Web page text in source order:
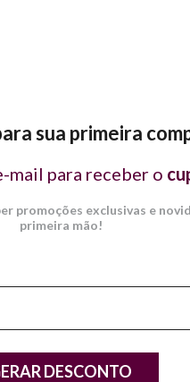
22,5cm 23cm
alguma dúvida sobre qual
(11) 97418-2829
sua primeira
mail para receber o
promoções exclusivas e
primeira mão!
DESCONTO